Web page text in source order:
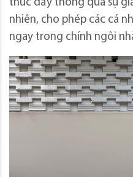
thúc đẩy thông qua sự
nhiên, cho phép các cá
ngay trong chính ngôi